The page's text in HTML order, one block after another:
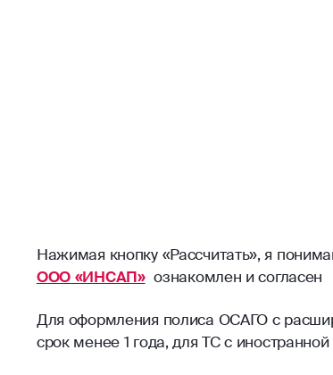
Нажимая кнопку «Рассчитать», я
ООО «ИНСАП» ознакомлен и согласен
Для оформления полиса ОСАГО с
срок менее 1 года, для ТС с